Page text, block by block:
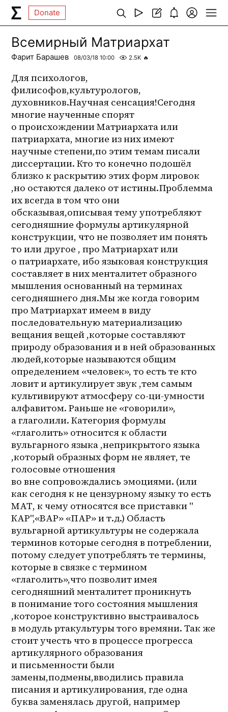
Donate
Всемирный Матриархат
Фарит Барашев 08/03/18 10:00 2.5K 🔥
Для психологов,
филисофов,культурологов,
духовников.Научная сенсация!Сегодня
многие наученные спорят
о происхождении Матриархата или
патриархата, многие из них имеют
научные степени,по этим темам писали
диссертации. Кто то конечно подошёл
близко к раскрытию этих форм лировок
,но остаются далеко от истины.Проблемма
их всегда в том что они
обсказывая,описывая тему употребляют
сегодняшние формулы артикулярной
конструкции, что не позволяет им понять
то или другое , про Матриархат или
о патриархате, ибо языковая конструкция
составляет в них менталитет образного
мышления основанный на терминах
сегодняшнего дня.Мы же когда говорим
про Матриархат имеем в виду
последовательную материализацию
вещания вещей ,которые составляют
природу образования и в ней образованных
людей,которые называются общим
определением «человек», то есть те кто
ловит и артикулирует звук ,тем самым
культивируют атмосферу со-ци-умности
алфавитом. Раньше не «говорили»,
а глаголили. Категория формулы
«глаголить» относится к области
вульгарного языка ,неприкрытого языка
,который образных форм не являет, те
голосовые отношения
во вне сопровождались эмоциями. (или
как сегодня к не цензурному языку то есть
МАТ, к чему относятся все приставки "
КАР",«ВАР» «ПАР» и т.д.) Область
вульгарной артикультуры не содержала
терминов которые сегодня в потреблении,
потому следует употреблять те термины,
которые в связке с термином
«глаголить»,что позволит имея
сегодняшний менталитет проникнуть
в понимание того состояния мышления
,которое конструктивно выстраивалось
в модуль ртакультуры того времяни. Так же
стоит учесть что в процессе прогресса
артикулярного образования
и письменности были
замены,подмены,вводились правила
писания и артикулирования, где одна
буква заменялась другой, например